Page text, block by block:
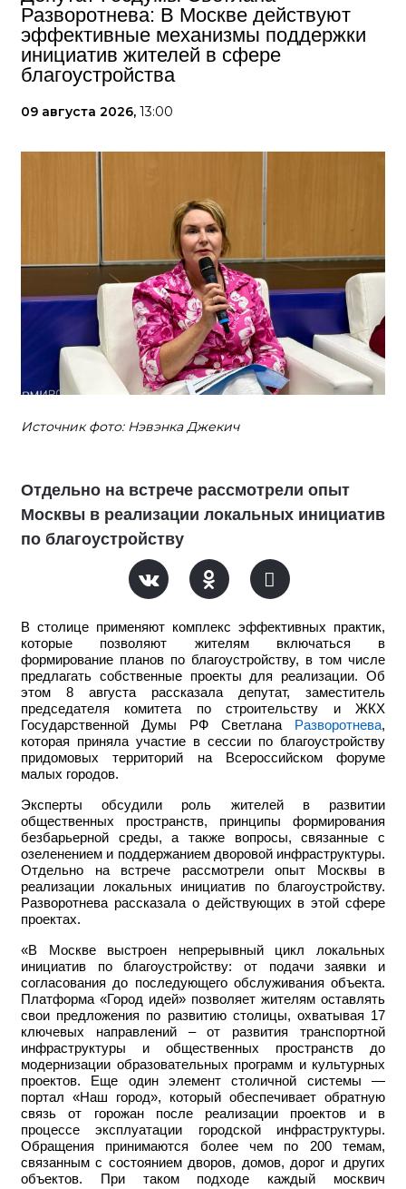
Разворотнева: В Москве действуют
эффективные механизмы поддержки
инициатив жителей в сфере
благоустройства
09 августа 2026, 13:00
Источник фото: Нэвэнка Джекич
Отдельно на встрече рассмотрели опыт
Москвы в реализации локальных инициатив
по благоустройству
В столице применяют комплекс эффективных практик,
которые позволяют жителям включаться в
формирование планов по благоустройству, в том числе
предлагать собственные проекты для реализации. Об
этом 8 августа рассказала депутат, заместитель
председателя комитета по строительству и ЖКХ
Государственной Думы РФ Светлана
Разворотнева,
которая приняла участие в сессии по благоустройству
придомовых территорий на Всероссийском форуме
малых городов.
Эксперты обсудили роль жителей в развитии
общественных пространств, принципы формирования
безбарьерной среды, а также вопросы, связанные с
озеленением и поддержанием дворовой инфраструктуры.
Отдельно на встрече рассмотрели опыт Москвы в
реализации локальных инициатив по благоустройству.
Разворотнева рассказала о действующих в этой сфере
проектах.
«В Москве выстроен непрерывный цикл локальных
инициатив по благоустройству: от подачи заявки и
согласования до последующего обслуживания объекта.
Платформа «Город идей» позволяет жителям оставлять
свои предложения по развитию столицы, охватывая 17
ключевых направлений – от развития транспортной
инфраструктуры и общественных пространств до
модернизации образовательных программ и культурных
проектов. Еще один элемент столичной системы —
портал «Наш город», который обеспечивает обратную
связь от горожан после реализации проектов и в
процессе эксплуатации городской инфраструктуры.
Обращения принимаются более чем по 200 темам,
связанным с состоянием дворов, домов, дорог и других
объектов. При таком подходе каждый москвич